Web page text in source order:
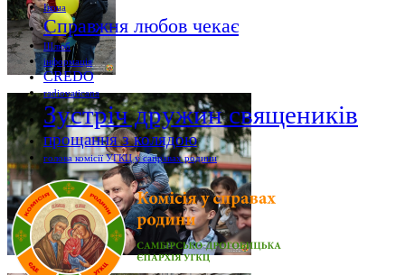
Ікона
Справжня любов чекає
Шлюб
інформація
CREDO
radiovaticana
Зустріч дружин священиків
прощання з колядою
голова комісії УГКЦ у саправах родини